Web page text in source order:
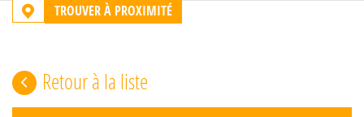
TROUVER À PROXIMITÉ
Retour à la liste